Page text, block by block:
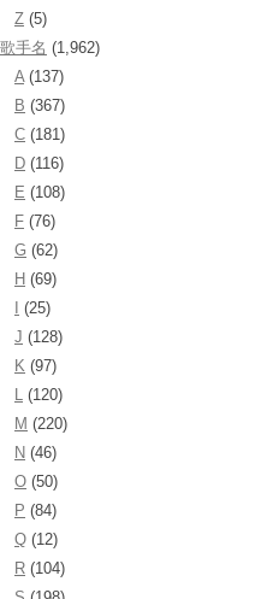
Z (5)
歌手名 (1,962)
A(137)
B (367)
C (181)
D (116)
E (108)
F (76)
G (62)
H (69)
(25)
J (128)
K (97)
L (120)
M (220)
N (46)
O (50)
P (84)
Q (12)
R (104)